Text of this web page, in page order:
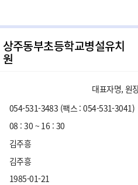
상주동부초등학교병설유치
원
대표자명, 원
054-531-3483 (팩스 : 054-531-3041)
08 : 30 ~ 16 : 30
김주흥
김주흥
1985-01-21